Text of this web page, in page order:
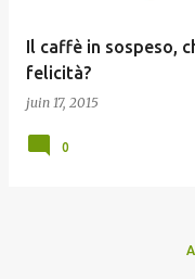
Il caffè in sospeso,
felicità?
juin 17, 2015
0